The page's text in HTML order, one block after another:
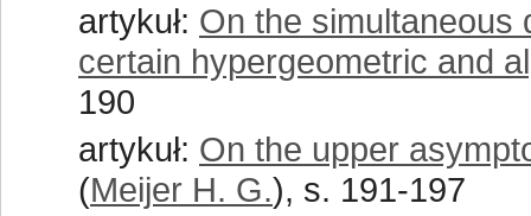
artykuł: On the simultaneous
certain hypergeometric and
190
artykuł: On the upper
(Meijer H. G.), s. 191-197